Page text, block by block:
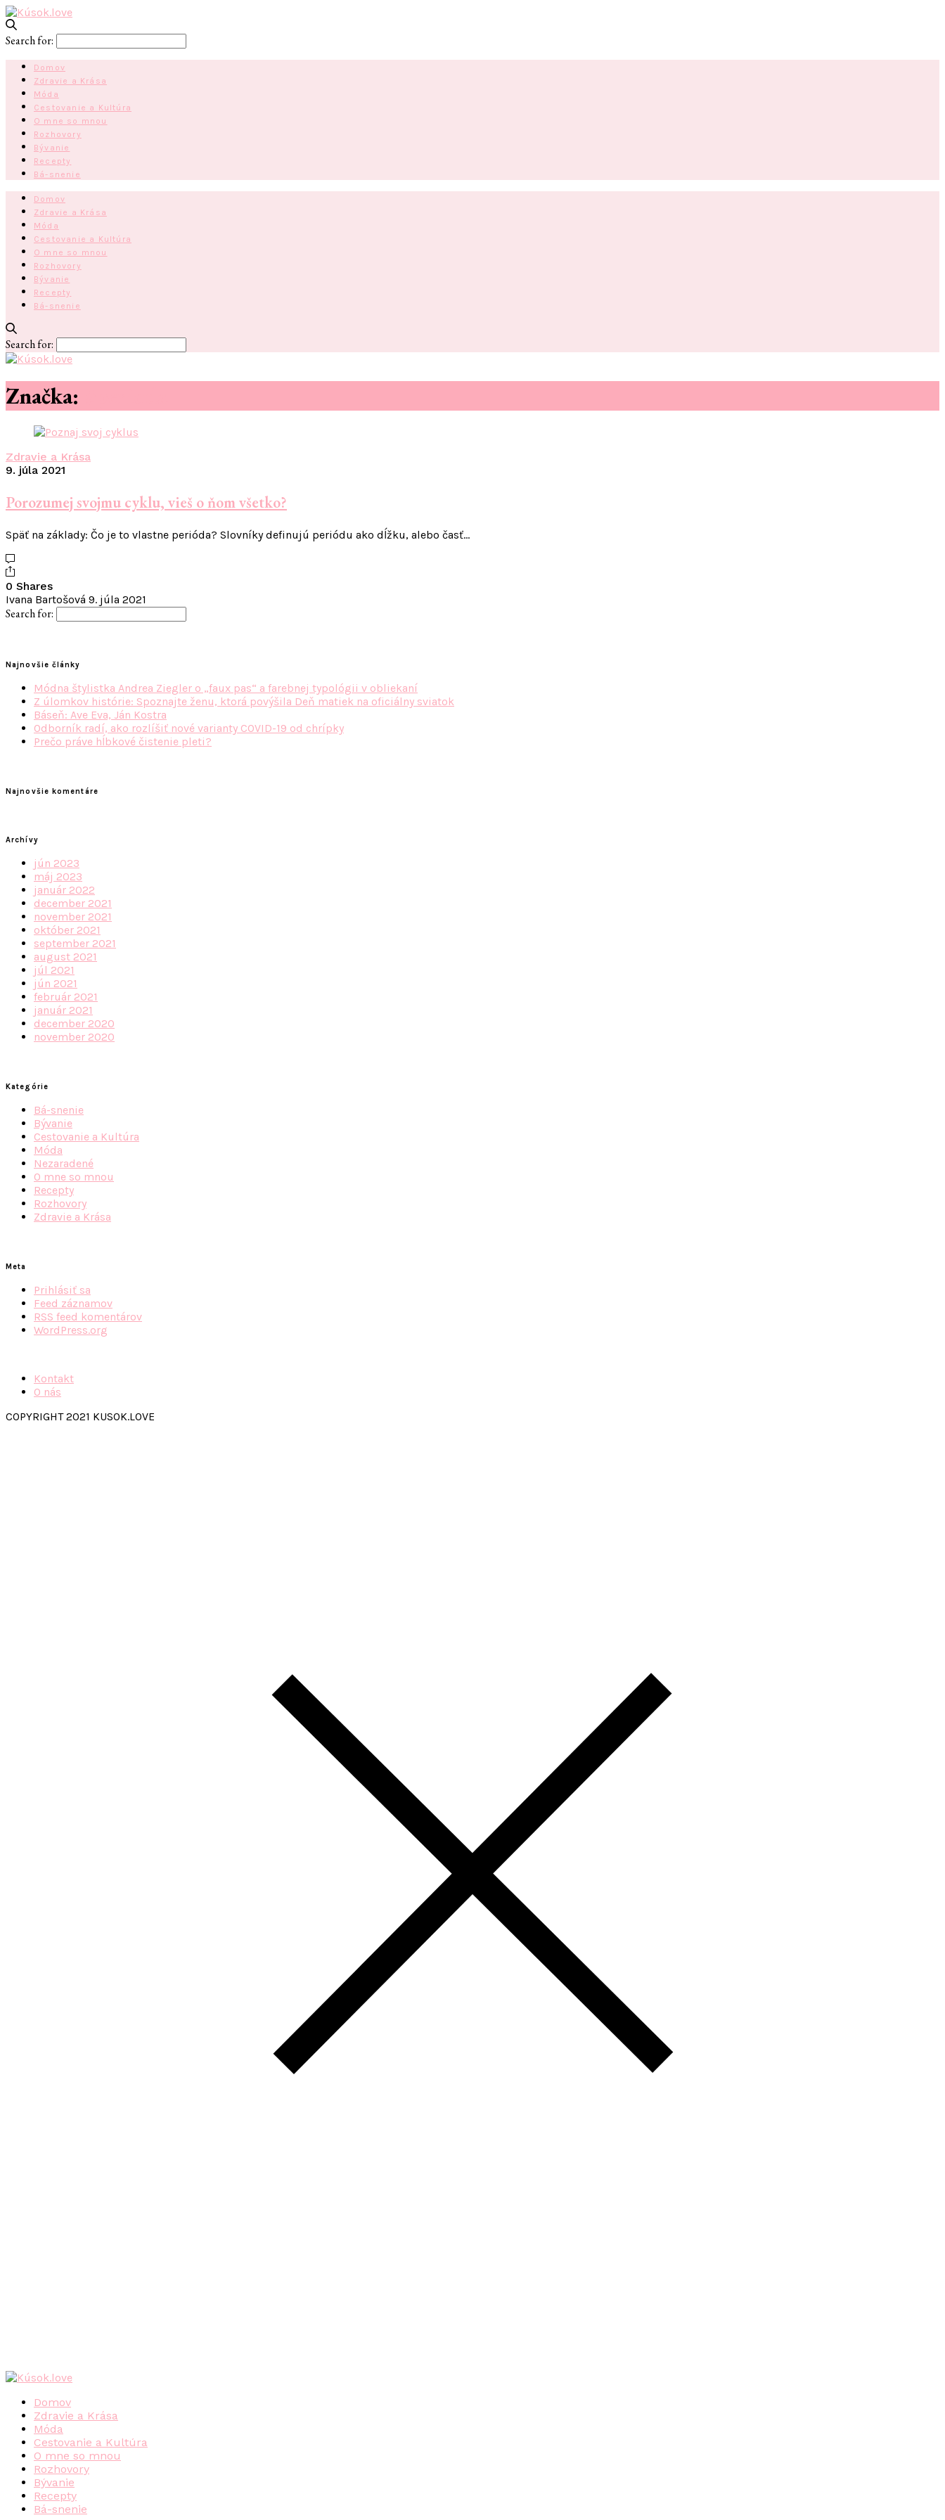
Search for:
Domov
Zdravie a Krása
Móda
Cestovanie a Kultúra
O mne so mnou
Rozhovory
Bývanie
Recepty
Bá-snenie
Domov
Zdravie a Krása
Móda
Cestovanie a Kultúra
O mne so mnou
Rozhovory
Bývanie
Recepty
Bá-snenie
Search for:
Značka:
Zdravie a Krása
9. júla 2021
Porozumej svojmu cyklu, vieš o ňom všetko?
Späť na základy: Čo je to vlastne perióda? Slovníky definujú periódu ako dĺžku, alebo časť…
0 Shares
Ivana Bartošová 9. júla 2021
Search for:
Najnovšie články
Módna štylistka Andrea Ziegler o „faux pas“ a farebnej typológii v obliekaní
Z úlomkov histórie: Spoznajte ženu, ktorá povýšila Deň matiek na oficiálny sviatok
Báseň: Ave Eva, Ján Kostra
Odborník radí, ako rozlíšiť nové varianty COVID-19 od chrípky
Prečo práve hĺbkové čistenie pleti?
Najnovšie komentáre
Archívy
jún 2023
máj 2023
január 2022
december 2021
november 2021
október 2021
september 2021
august 2021
júl 2021
jún 2021
február 2021
január 2021
december 2020
november 2020
Kategórie
Bá-snenie
Bývanie
Cestovanie a Kultúra
Móda
Nezaradené
O mne so mnou
Recepty
Rozhovory
Zdravie a Krása
Meta
Prihlásiť sa
Feed záznamov
RSS feed komentárov
WordPress.org
Kontakt
O nás
COPYRIGHT 2021 KUSOK.LOVE
Domov
Zdravie a Krása
Móda
Cestovanie a Kultúra
O mne so mnou
Rozhovory
Bývanie
Recepty
Bá-snenie